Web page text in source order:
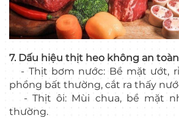
7. Dấu hiệu thịt heo không an toàn
- Thịt bơm nước: Bề mặt ướt,
phồng bất thường, cắt ra thấy
- Thịt ôi: Mùi chua, bề mặt
thường.